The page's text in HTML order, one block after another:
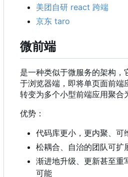
美团自研 react 跨端
京东 taro
微前端
是一种类似于微服务的架构，
于浏览器端，即将单页面前端
转变为多个小型前端应用聚合
优势：
代码库更小，更内聚、可
松耦合、自治的团队可扩
渐进地升级、更新甚至重
可能